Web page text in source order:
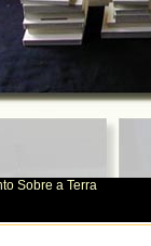
Sobre a Terra